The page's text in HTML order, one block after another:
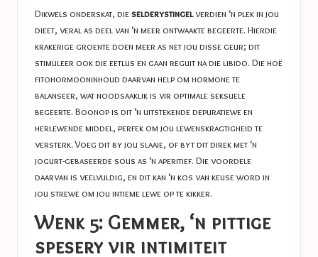
Dikwels onderskat, die selderystingelverdien ‘n plek in jou
dieet, veral as deel van ‘n meer ontwaakte begeerte. Hierdie
krakerige groente doen meer as net jou disse geur; dit
stimuleer ook die eetlus en gaan reguit na die libido. Die hoë
fitohormooninhoud daarvan help om hormone te
balanseer, wat noodsaaklik is vir optimale seksuele
begeerte. Boonop is dit ‘n uitstekende depuratiewe en
herlewende middel, perfek om jou lewenskragtigheid te
versterk. Voeg dit by jou slaaie, of byt dit direk met ‘n
jogurt-gebaseerde sous as ‘n aperitief. Die voordele
daarvan is veelvuldig, en dit kan ‘n kos van keuse word in
jou strewe om jou intieme lewe op te kikker.
Wenk 5: Gemmer, ‘n pittige
spesery vir intimiteit